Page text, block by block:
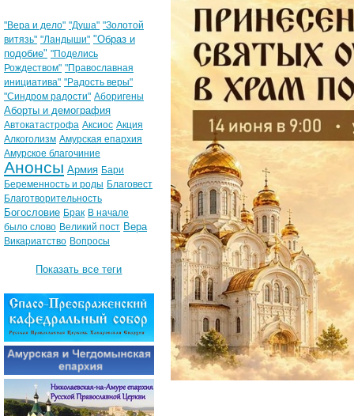
"Вера и дело" "Душа" "Золотой
витязь" "Ландыши" "Образ и
подобие" "Поделись
Рождеством" "Православная
инициатива" "Радость веры"
"Синдром радости" Аборигены
Аборты и демография
Автокатастрофа Аксиос Акция
Алкоголизм Амурская епархия
Амурское благочиние
Анонсы Армия Бари
Беременность и роды Благовест
Благотворительность
Богословие Брак В начале
было слово Великий пост Вера
Викариатство Вопросы
Показать все теги